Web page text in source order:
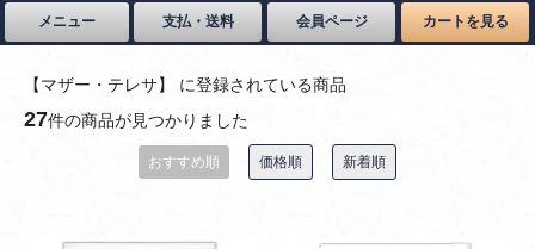
メニュー 支払・送料 会員ページ カートを見る
【マザー・テレサ】 に登録されている商品
27件の商品が見つかりました
おすすめ順 価格順 新着順